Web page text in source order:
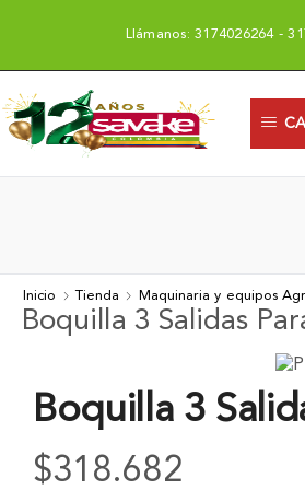
Llámanos: 3174026264 -
Inicio Tienda Maquinaria y equipos
Boquilla 3 Salidas
Boquilla 3
$318.682